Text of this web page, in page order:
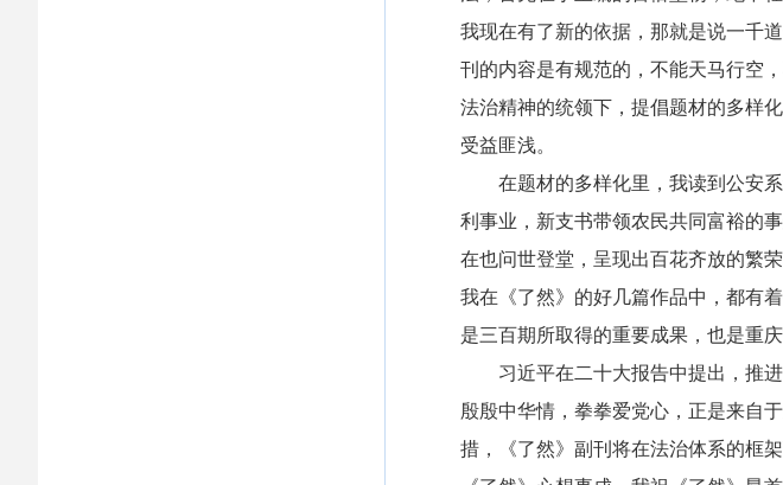
我现在有了新的依据，那就是说一千
刊的内容是有规范的，不能天马行空
法治精神的统领下，提倡题材的多样
受益匪浅。
在题材的多样化里，我读到公安系
利事业，新支书带领农民共同富裕的
在也问世登堂，呈现出百花齐放的繁
我在《了然》的好几篇作品中，都有
是三百期所取得的重要成果，也是重
习近平在二十大报告中提出，推进
殷殷中华情，拳拳爱党心，正是来自
措，《了然》副刊将在法治体系的框